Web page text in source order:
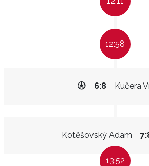
12:58
Kučera
6:8
Kotěšovský Adam
13:52